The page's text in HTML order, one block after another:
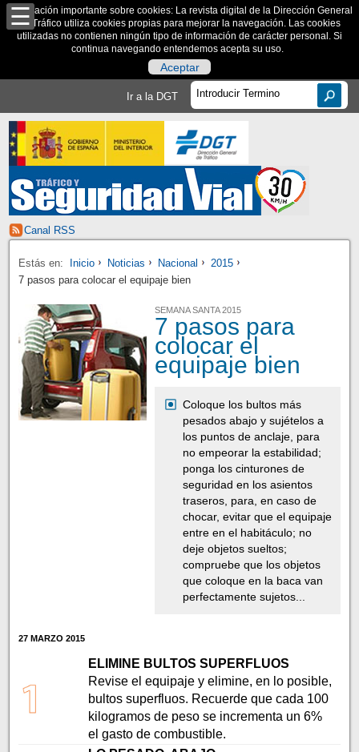
Información importante sobre cookies: La revista digital de la Dirección General
de Tráfico utiliza cookies propias para mejorar la navegación. Las cookies
utilizadas no contienen ningún tipo de información de carácter personal. Si
continua navegando entendemos acepta su uso.
Aceptar
Ir a la DGT
Canal RSS
Estás en: Inicio Noticias Nacional
2015
7 pasos para colocar el equipaje bien
SEMANA SANTA 2015
7 pasos para
colocar el
equipaje bien
Coloque los bultos más
pesados abajo y sujételos a
los puntos de anclaje, para
no empeorar la estabilidad;
ponga los cinturones de
seguridad en los asientos
traseros, para, en caso de
chocar, evitar que el equipaje
entre en el habitáculo; no
deje objetos sueltos;
compruebe que los objetos
que coloque en la baca van
perfectamente sujetos...
27 MARZO 2015
ELIMINE BULTOS SUPERFLUOS
Revise el equipaje y elimine, en lo posible,
bultos superfluos. Recuerde que cada 100
kilogramos de peso se incrementa un 6%
el gasto de combustible.